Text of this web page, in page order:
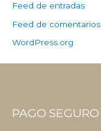
Feed de entradas
Feed de comentarios
WordPress.org
PAGO SEGURO